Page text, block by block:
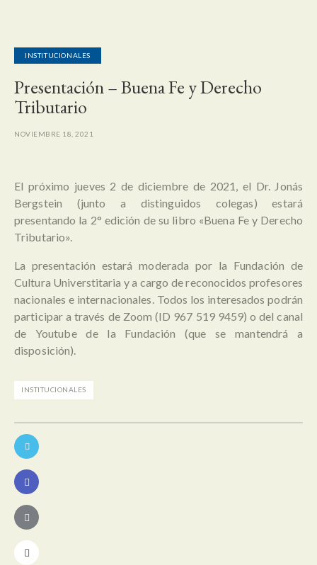
INSTITUCIONALES
Presentación – Buena Fe y Derecho
Tributario
NOVIEMBRE 18, 2021
El próximo jueves 2 de diciembre de 2021, el Dr. Jonás
Bergstein (junto a distinguidos colegas) estará
presentando la 2° edición de su libro «Buena Fe y Derecho
Tributario».
La presentación estará moderada por la Fundación de
Cultura Universtitaria y a cargo de reconocidos profesores
nacionales e internacionales. Todos los interesados podrán
participar a través de Zoom (ID 967 519 9459) o del canal
de Youtube de la Fundación (que se mantendrá a
disposición).
INSTITUCIONALES